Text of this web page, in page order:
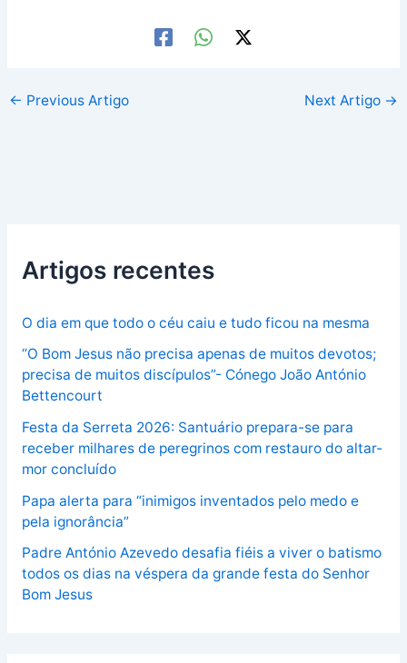
← Previous Artigo Next Artigo →
Artigos recentes
O dia em que todo o céu caiu e tudo ficou na mesma
“O Bom Jesus não precisa apenas de muitos devotos;
precisa de muitos discípulos”- Cónego João António
Bettencourt
Festa da Serreta 2026: Santuário prepara-se para
receber milhares de peregrinos com restauro do altar-
mor concluído
Papa alerta para “inimigos inventados pelo medo e
pela ignorância”
Padre António Azevedo desafia fiéis a viver o batismo
todos os dias na véspera da grande festa do Senhor
Bom Jesus